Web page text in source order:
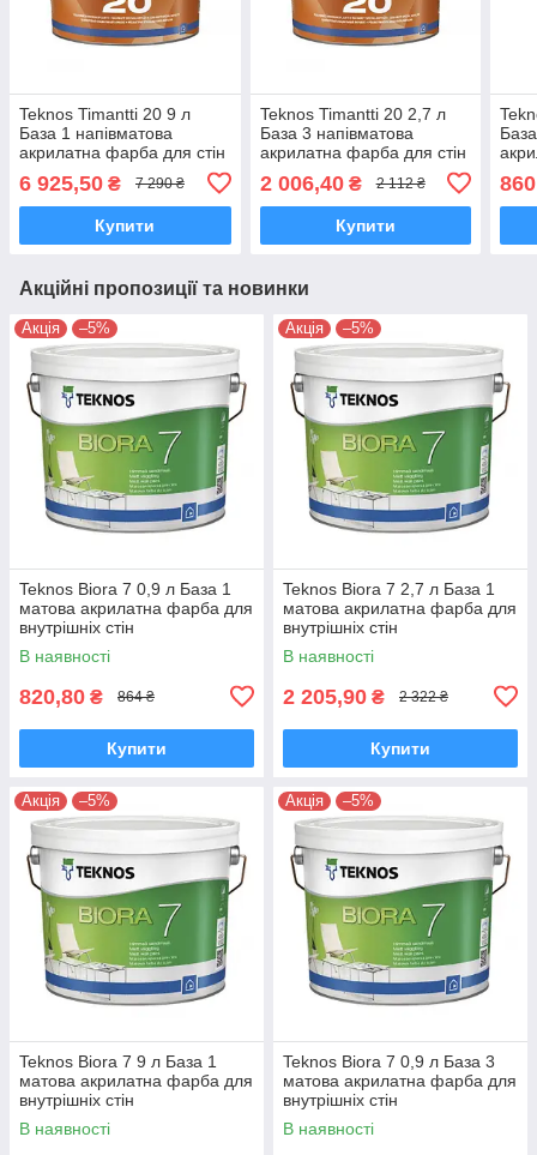
Teknos Timantti 20 9 л
База 1 напівматова
акрилатна фарба для стін
6 925,50 ₴ 7 290 ₴
Купити
Teknos Timantti 20 2,7 л
База 3 напівматова
акрилатна фарба для стін
2 006,40₴ 2 112 ₴
Купити
Акційні пропозиції та новинки
Акція –5%
Teknos Biora 7 0,9 л База 1
матова акрилатна фарба для
внутрішніх стін
В наявності
820,80 ₴ 864 ₴
Купити
Акція –5%
Teknos Biora 7 2,7 л База 1
матова акрилатна фарба для
внутрішніх стін
В наявності
2 205,90 ₴ 2 322 ₴
Купити
Акція –5%
Teknos Biora 7 9 л База 1
матова акрилатна фарба для
внутрішніх стін
В наявності
Акція –5%
Teknos Biora 7 0,9 л База 3
матова акрилатна фарба для
внутрішніх стін
В наявності